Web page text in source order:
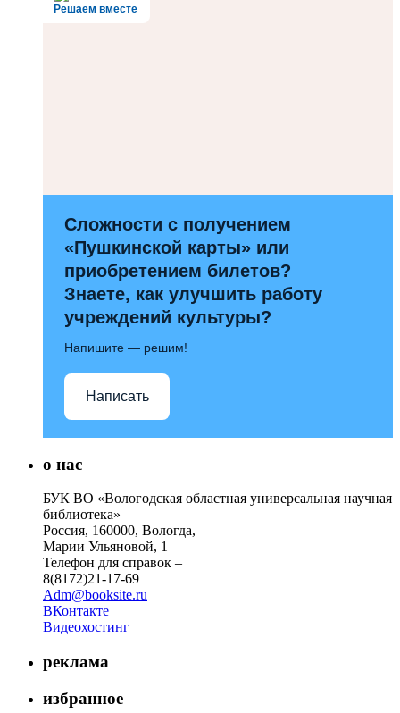
Решаем вместе
Сложности с получением
«Пушкинской карты» или
приобретением билетов?
Знаете, как улучшить работу
учреждений культуры?
Напишите — решим!
Написать
о нас
БУК ВО «Вологодская областная универсальная научная
библиотека»
Россия, 160000, Вологда,
Марии Ульяновой, 1
Телефон для справок –
8(8172)21-17-69
Adm@booksite.ru
ВКонтакте
Видеохостинг
реклама
избранное